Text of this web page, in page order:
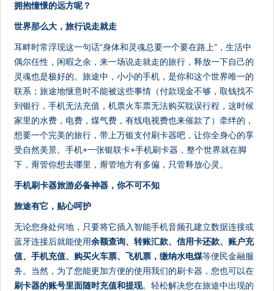
拥抱憧憬的远方呢？
世界那么大，旅行说走就走
耳畔时常浮现这一句话“身体和灵魂总要一个要在路上”，生活中
偶尔任性，闲暇之余，来一场说走就走的旅行，释放一下自己的
灵魂也是极好的。旅途中，小小的手机，是你和这个世界唯一的
联系；旅途地惬意时不能被这些事情（付款现金不够，取钱找不
到银行，手机无法充值，机票火车票无法购买耽误行程，这时候
家里的水费，电费，煤气费，有线电视费也来催款了）牵绊的，
想要一个完美的旅行，带上万银支付刷卡器吧，让你全身心的享
受自然美景。手机+一张银联卡+手机刷卡器，整个世界就在脚
下，甭管你想去哪里，甭管地方有多偏，只管释放心灵。
手机刷卡器旅游必备神器，你不可不知
旅途有它，贴心呵护
无论您身处何地，只要将它插入智能手机音频孔建立数据连接或
蓝牙连接后就能使用余额查询、转账汇款、信用卡还款、账户充
值、手机充值、购买火车票、飞机票，缴纳水电煤等便民金融服
务。当然，为了您能更加方便的使用我们的刷卡器，您也可以在
刷卡器的账号里面随时充值和提现。轻松解决您在旅途中出现的